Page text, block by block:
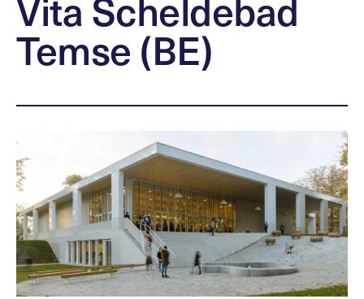
Temse(BE)